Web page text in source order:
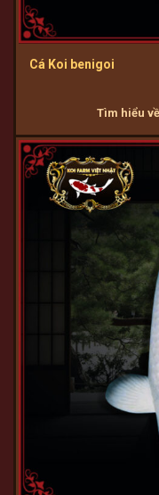
Cá Koi benigoi
Tìm hiểu